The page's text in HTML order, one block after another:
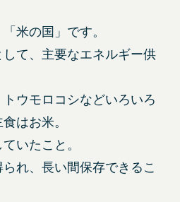
米の国」です。
て、主要なエネルギー供
ウモロコシなどいろいろ
はお米。
いたこと。
れ、長い間保存できるこ